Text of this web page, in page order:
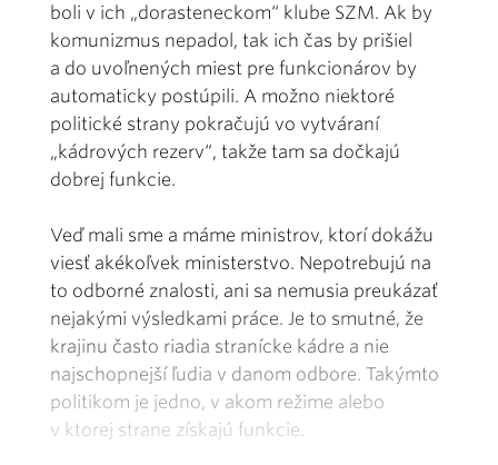
boli v ich „dorasteneckom“ klube SZM. Ak by
komunizmus nepadol, tak ich čas by prišiel
a do uvoľnených miest pre funkcionárov by
automaticky postúpili. A možno niektoré
politické strany pokračujú vo vytváraní
„kádrových rezerv“, takže tam sa dočkajú
dobrej funkcie.
Veď mali sme a máme ministrov, ktorí dokážu
viesť akékoľvek ministerstvo. Nepotrebujú na
to odborné znalosti, ani sa nemusia preukázať
nejakými výsledkami práce. Je to smutné, že
krajinu často riadia stranícke kádre a nie
najschopnejší ľudia v danom odbore. Takýmto
politikom je jedno, v akom režime alebo
v ktorej strane získajú funkcie.